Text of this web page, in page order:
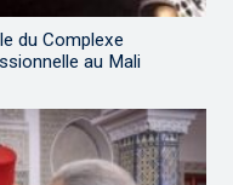
du Complexe
au Mali